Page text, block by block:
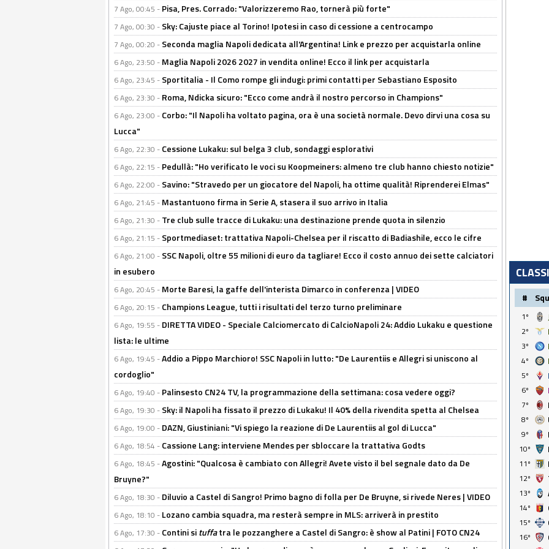
7 Ago, 00:45 - Pisa, Pres. Corrado: "Valorizzeremo Rao, tornerà più forte"
7 Ago, 00:30 - Sky: Cajuste piace al Torino! Ipotesi in caso di cessione a centrocampo
7 Ago, 00:20 - Seconda maglia Napoli dedicata all'Argentina! Link e prezzo per acquistarla online
6 Ago, 23:50 - Maglia Napoli 2026 2027 in vendita online! Ecco il link per acquistarla
6 Ago, 23:45 - Sportitalia - Il Como rompe gli indugi: primi contatti per Sebastiano Esposito
6 Ago, 23:30 - Roma, Ndicka sicuro: "Ecco come andrà il nostro percorso in Champions"
6 Ago, 23:00 - Corbo: "Il Napoli ha voltato pagina, ora è una società normale. Devo dirvi una cosa su
Lucca"
6 Ago, 22:30 - Cessione Lukaku: sul belga 3 club, sondaggi esplorativi
6 Ago, 22:15 - Pedullà: "Ho verificato le voci su Koopmeiners: almeno tre club hanno chiesto notizie"
6 Ago, 22:00 - Savino: "Stravedo per un giocatore del Napoli, ha ottime qualità! Riprenderei Elmas"
6 Ago, 21:45 - Mastantuono firma in Serie A, stasera il suo arrivo in Italia
6 Ago, 21:30 - Tre club sulle tracce di Lukaku: una destinazione prende quota in silenzio
6 Ago, 21:15 - Sportmediaset: trattativa Napoli-Chelsea per il riscatto di Badiashile, ecco le cifre
6 Ago, 21:00 - SSC Napoli, oltre 55 milioni di euro da tagliare! Ecco il costo annuo dei sette calciatori
in esubero
6 Ago, 20:45 - Morte Baresi, la gaffe dell'interista Dimarco in conferenza | VIDEO
6 Ago, 20:15 - Champions League, tutti i risultati del terzo turno preliminare
6 Ago, 19:55 - DIRETTA VIDEO - Speciale Calciomercato di CalcioNapoli 24: Addio Lukaku e questione
lista: le ultime
6 Ago, 19:45 -Addio a Pippo Marchioro! SSC Napoli in lutto: "De Laurentiis e Allegri si uniscono al
cordoglio"
6 Ago, 19:40 - Palinsesto CN24 TV, la programmazione della settimana: cosa vedere oggi?
6 Ago, 19:30 - Sky: il Napoli ha fissato il prezzo di Lukaku! Il 40% della rivendita spetta al Chelsea
6 Ago, 19:00 - DAZN, Giustiniani: "Vi spiego la reazione di De Laurentiis al gol di Lucca"
6 Ago, 18:54 - Cassione Lang: interviene Mendes per sbloccare la trattativa Godts
6 Ago, 18:45 -Agostini: "Qualcosa è cambiato con Allegri! Avete visto il bel segnale dato da De
Bruyne?"
6 Ago, 18:30 - Diluvio a Castel di Sangro! Primo bagno di folla per De Bruyne, si rivede Neres | VIDEO
6 Ago, 18:10 - Lozano cambia squadra, ma resterà sempre in MLS: arriverà in prestito
6 Ago, 17:30 - Contini situffatra le pozzanghere a Castel di Sangro: è show al Patini | FOTO CN24
#
1º
2º
3º
4º
5º
6º
7º
8º
9º
10º
11º
12º
13º
14º
15º
16º